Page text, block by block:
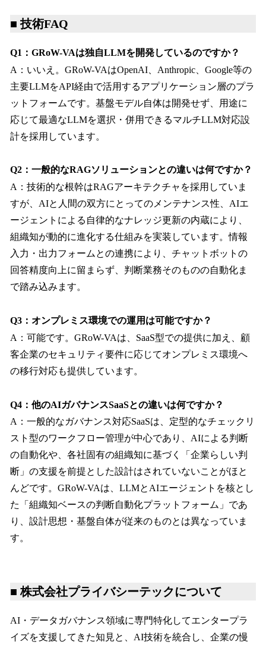
■ 技術FAQ
Q1：GRoW-VAは独自LLMを開発しているのですか？
A：いいえ。GRoW-VAはOpenAI、Anthropic、Google等の
主要LLMをAPI経由で活用するアプリケーション層のプラ
ットフォームです。基盤モデル自体は開発せず、用途に
応じて最適なLLMを選択・併用できるマルチLLM対応設
計を採用しています。
Q2：一般的なRAGソリューションとの違いは何ですか？
A：技術的な根幹はRAGアーキテクチャを採用していま
すが、AIと人間の双方にとってのメンテナンス性、AIエ
ージェントによる自律的なナレッジ更新の内蔵により、
組織知が動的に進化する仕組みを実装しています。情報
入力・出力フォームとの連携により、チャットボットの
回答精度向上に留まらず、判断業務そのものの自動化ま
で踏み込みます。
Q3：オンプレミス環境での運用は可能ですか？
A：可能です。GRoW-VAは、SaaS型での提供に加え、顧
客企業のセキュリティ要件に応じてオンプレミス環境へ
の移行対応も提供しています。
Q4：他のAIガバナンスSaaSとの違いは何ですか？
A：一般的なガバナンス対応SaaSは、定型的なチェックリ
スト型のワークフロー管理が中心であり、AIによる判断
の自動化や、各社固有の組織知に基づく「企業らしい判
断」の支援を前提とした設計はされていないことがほと
んどです。GRoW-VAは、LLMとAIエージェントを核とし
た「組織知ベースの判断自動化プラットフォーム」であ
り、設計思想・基盤自体が従来のものとは異なっていま
す。
■ 株式会社プライバシーテックについて
AI・データガバナンス領域に専門特化してエンタープラ
イズを支援してきた知見と、AI技術を統合し、企業の慢